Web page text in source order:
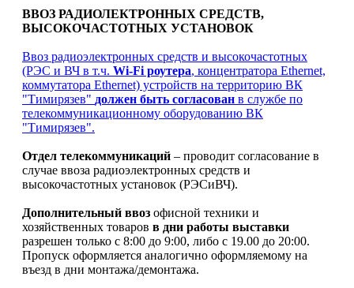
ВВОЗ РАДИОЛЕКТРОННЫХ СРЕДСТВ,
ВЫСОКОЧАСТОТНЫХ УСТАНОВОК
Ввоз радиоэлектронных средств и высокочастотных
(РЭС и ВЧ в т.ч. Wi-Fi роутера, концентратора Ethernet,
коммутатора Ethernet) устройств на территорию ВК
"Тимирязев" должен быть согласован в службе по
телекоммуникационному оборудованию ВК
"Тимирязев".
Отдел телекоммуникаций – проводит согласование в
случае ввоза радиоэлектронных средств и
высокочастотных установок (РЭСиВЧ).
Дополнительный ввоз офисной техники и
хозяйственных товаров в дни работы выставки
разрешен только с 8:00 до 9:00, либо с 19.00 до 20:00.
Пропуск оформляется аналогично оформляемому на
въезд в дни монтажа/демонтажа.